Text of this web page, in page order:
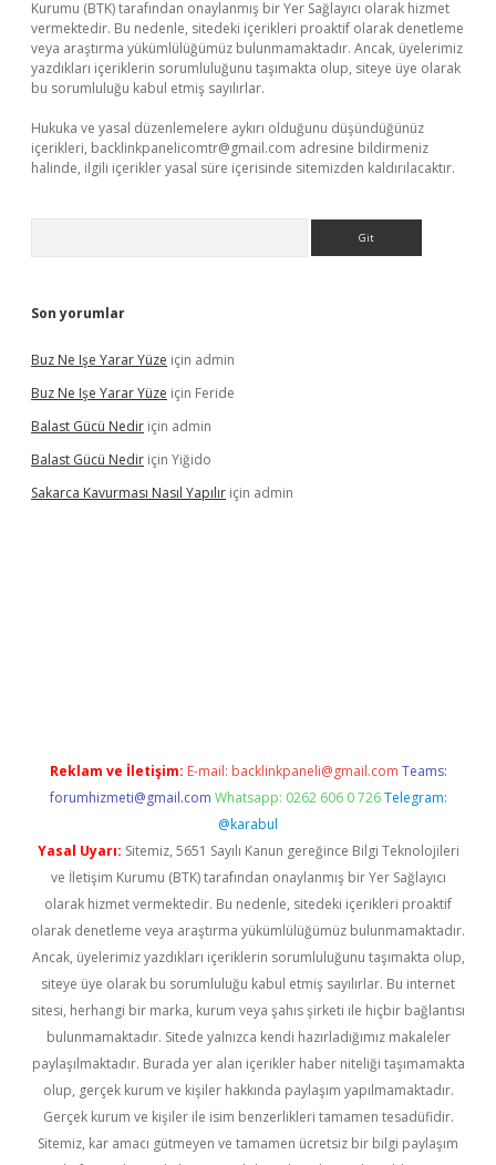
Kurumu (BTK) tarafından onaylanmış bir Yer Sağlayıcı olarak hizmet
vermektedir. Bu nedenle, sitedeki içerikleri proaktif olarak denetleme
veya araştırma yükümlülüğümüz bulunmamaktadır. Ancak, üyelerimiz
yazdıkları içeriklerin sorumluluğunu taşımakta olup, siteye üye olarak
bu sorumluluğu kabul etmiş sayılırlar.
Hukuka ve yasal düzenlemelere aykırı olduğunu düşündüğünüz
içerikleri, backlinkpanelicomtr@gmail.com adresine bildirmeniz
halinde, ilgili içerikler yasal süre içerisinde sitemizden kaldırılacaktır.
Son yorumlar
Buz Ne Işe Yarar Yüze için admin
Buz Ne Işe Yarar Yüze için Feride
Balast Gücü Nedir için admin
Balast Gücü Nedir için Yiğido
Sakarca Kavurması Nasıl Yapılır için admin
Reklam ve İletişim: E-mail: backlinkpaneli@gmail.com Teams:
forumhizmeti@gmail.com Whatsapp: 0262 606 0 726 Telegram:
@karabul
Yasal Uyarı: Sitemiz, 5651 Sayılı Kanun gereğince Bilgi Teknolojileri
ve İletişim Kurumu (BTK) tarafından onaylanmış bir Yer Sağlayıcı
olarak hizmet vermektedir. Bu nedenle, sitedeki içerikleri proaktif
olarak denetleme veya araştırma yükümlülüğümüz bulunmamaktadır.
Ancak, üyelerimiz yazdıkları içeriklerin sorumluluğunu taşımakta olup,
siteye üye olarak bu sorumluluğu kabul etmiş sayılırlar. Bu internet
sitesi, herhangi bir marka, kurum veya şahıs şirketi ile hiçbir bağlantısı
bulunmamaktadır. Sitede yalnızca kendi hazırladığımız makaleler
paylaşılmaktadır. Burada yer alan içerikler haber niteliği taşımamakta
olup, gerçek kurum ve kişiler hakkında paylaşım yapılmamaktadır.
Gerçek kurum ve kişiler ile isim benzerlikleri tamamen tesadüfidir.
Sitemiz, kar amacı gütmeyen ve tamamen ücretsiz bir bilgi paylaşım